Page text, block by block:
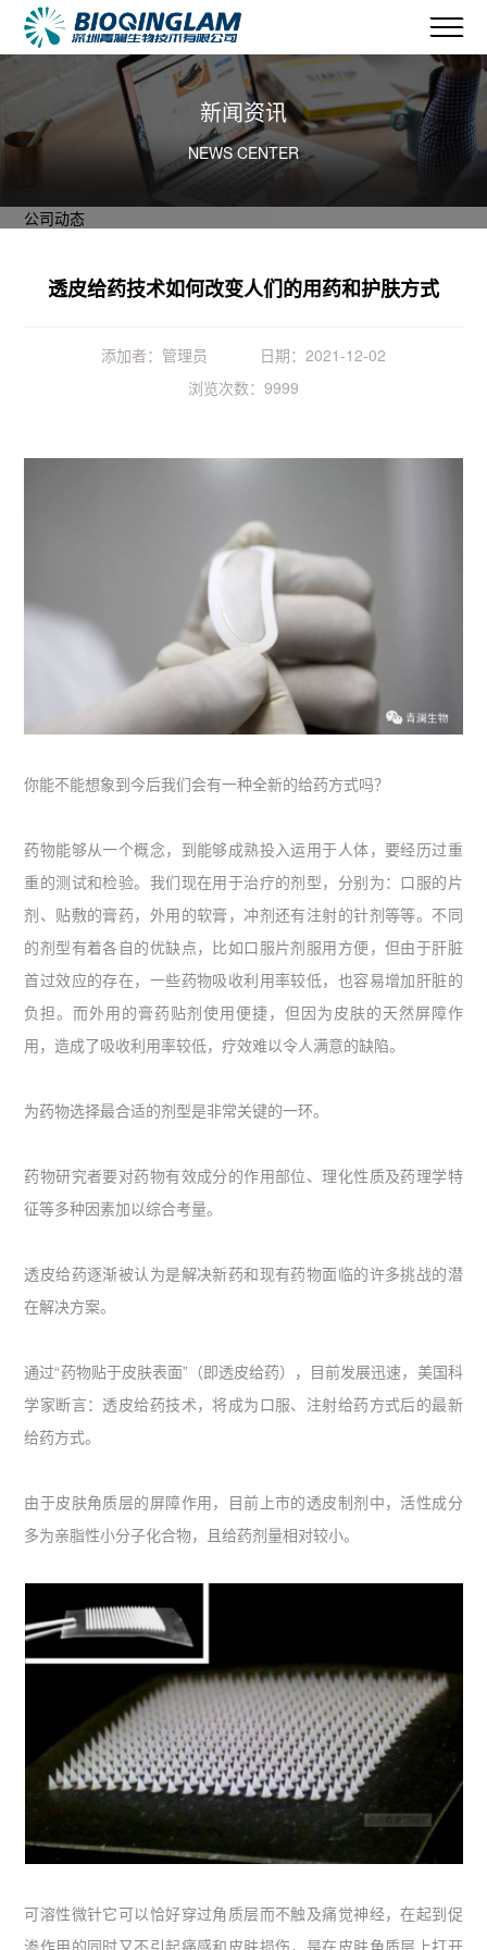
新闻资讯
NEWS CENTER
公司动态
透皮给药技术如何改变人们的用药和护肤方式
添加者：管理员
日期：2021-12-02
浏览次数：9999
你能不能想象到今后我们会有一种全新的给药方式吗？
药物能够从一个概念，到能够成熟投入运用于人体，要经历过重
重的测试和检验。我们现在用于治疗的剂型，分别为：口服的片
剂、贴敷的膏药，外用的软膏，冲剂还有注射的针剂等等。不同
的剂型有着各自的优缺点，比如口服片剂服用方便，但由于肝脏
首过效应的存在，一些药物吸收利用率较低，也容易增加肝脏的
负担。而外用的膏药贴剂使用便捷，但因为皮肤的天然屏障作
用，造成了吸收利用率较低，疗效难以令人满意的缺陷。
为药物选择最合适的剂型是非常关键的一环。
药物研究者要对药物有效成分的作用部位、理化性质及药理学特
征等多种因素加以综合考量。
透皮给药逐渐被认为是解决新药和现有药物面临的许多挑战的潜
在解决方案。
通过“药物贴于皮肤表面”（即透皮给药），目前发展迅速，美国科
学家断言：透皮给药技术，将成为口服、注射给药方式后的最新
给药方式。
由于皮肤角质层的屏障作用，目前上市的透皮制剂中，活性成分
多为亲脂性小分子化合物，且给药剂量相对较小。
可溶性微针它可以恰好穿过角质层而不触及痛觉神经，在起到促